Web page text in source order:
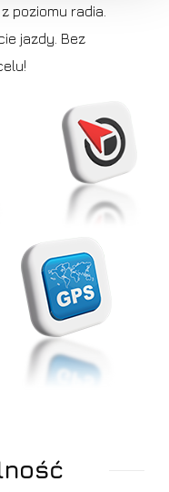
poziomu radia.
jazdy. Bez